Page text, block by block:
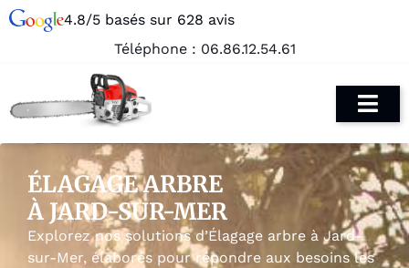
4.8/5 basés sur 628 avis
Téléphone : 06.86.12.54.61
ÉLAGAGE ARBRE
À JARD-SUR-MER
Explorez nos solutions d’Élagage arbre à Jard-
sur-Mer, élaborés pour répondre aux besoins les